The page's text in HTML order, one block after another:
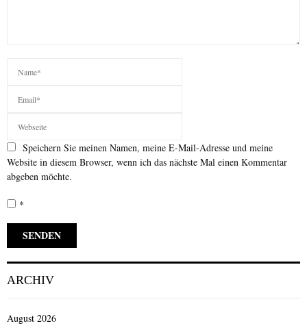
Speichern Sie meinen Namen, meine E-Mail-Adresse und meine
Website in diesem Browser, wenn ich das nächste Mal einen Kommentar
abgeben möchte.
*
ARCHIV
August 2026